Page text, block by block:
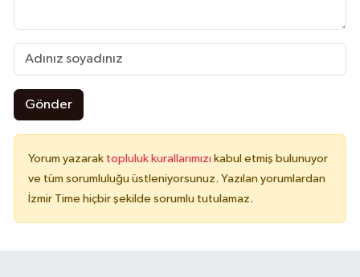
Gönder
Yorum yazarak topluluk kurallarımızı kabul etmiş bulunuyor
ve tüm sorumluluğu üstleniyorsunuz. Yazılan yorumlardan
İzmir Time hiçbir şekilde sorumlu tutulamaz.